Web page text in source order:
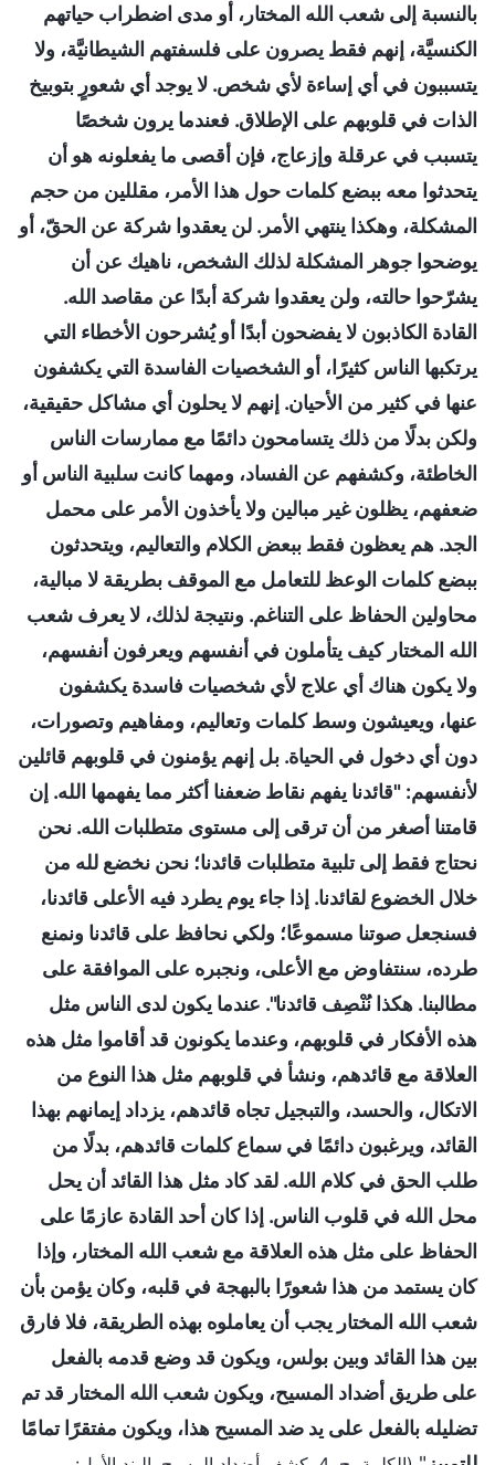
بالنسبة إلى شعب الله المختار، أو مدى اضطراب حياتهم
الكنسيَّة، إنهم فقط يصرون على فلسفتهم الشيطانيَّة، ولا
يتسببون في أي إساءة لأي شخص. لا يوجد أي شعورٍ بتوبيخ
الذات في قلوبهم على الإطلاق. فعندما يرون شخصًا
يتسبب في عرقلة وإزعاج، فإن أقصى ما يفعلونه هو أن
يتحدثوا معه ببضع كلمات حول هذا الأمر، مقللين من حجم
المشكلة، وهكذا ينتهي الأمر. لن يعقدوا شركة عن الحقّ، أو
يوضحوا جوهر المشكلة لذلك الشخص، ناهيك عن أن
يشرّحوا حالته، ولن يعقدوا شركة أبدًا عن مقاصد الله.
القادة الكاذبون لا يفضحون أبدًا أو يُشرحون الأخطاء التي
يرتكبها الناس كثيرًا، أو الشخصيات الفاسدة التي يكشفون
عنها في كثير من الأحيان. إنهم لا يحلون أي مشاكل حقيقية،
ولكن بدلًا من ذلك يتسامحون دائمًا مع ممارسات الناس
الخاطئة، وكشفهم عن الفساد، ومهما كانت سلبية الناس أو
ضعفهم، يظلون غير مبالين ولا يأخذون الأمر على محمل
الجد. هم يعظون فقط ببعض الكلام والتعاليم، ويتحدثون
ببضع كلمات الوعظ للتعامل مع الموقف بطريقة لا مبالية،
محاولين الحفاظ على التناغم. ونتيجة لذلك، لا يعرف شعب
الله المختار كيف يتأملون في أنفسهم ويعرفون أنفسهم،
ولا يكون هناك أي علاج لأي شخصيات فاسدة يكشفون
عنها، ويعيشون وسط كلمات وتعاليم، ومفاهيم وتصورات،
دون أي دخول في الحياة. بل إنهم يؤمنون في قلوبهم قائلين
لأنفسهم: "قائدنا يفهم نقاط ضعفنا أكثر مما يفهمها الله. إن
قامتنا أصغر من أن ترقى إلى مستوى متطلبات الله. نحن
نحتاج فقط إلى تلبية متطلبات قائدنا؛ نحن نخضع لله من
خلال الخضوع لقائدنا. إذا جاء يوم يطرد فيه الأعلى قائدنا،
فسنجعل صوتنا مسموعًا؛ ولكي نحافظ على قائدنا ونمنع
طرده، سنتفاوض مع الأعلى، ونجبره على الموافقة على
مطالبنا. هكذا نُنْصِف قائدنا". عندما يكون لدى الناس مثل
هذه الأفكار في قلوبهم، وعندما يكونون قد أقاموا مثل هذه
العلاقة مع قائدهم، ونشأ في قلوبهم مثل هذا النوع من
الاتكال، والحسد، والتبجيل تجاه قائدهم، يزداد إيمانهم بهذا
القائد، ويرغبون دائمًا في سماع كلمات قائدهم، بدلًا من
طلب الحق في كلام الله. لقد كاد مثل هذا القائد أن يحل
محل الله في قلوب الناس. إذا كان أحد القادة عازمًا على
الحفاظ على مثل هذه العلاقة مع شعب الله المختار، وإذا
كان يستمد من هذا شعورًا بالبهجة في قلبه، وكان يؤمن بأن
شعب الله المختار يجب أن يعاملوه بهذه الطريقة، فلا فارق
بين هذا القائد وبين بولس، ويكون قد وضع قدمه بالفعل
على طريق أضداد المسيح، ويكون شعب الله المختار قد تم
تضليله بالفعل على يد ضد المسيح هذا، ويكون مفتقرًا تمامًا